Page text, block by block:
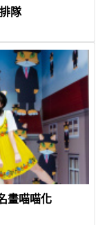
隊
畫喵喵化